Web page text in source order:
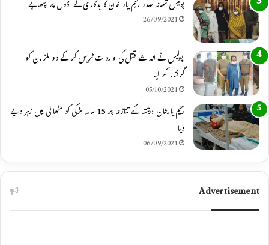
پولیس تھانہ صدر رحیم یار خان کا بدکاری کے اڈوں پر چھاپے
26/09/2021
پولیس نے اندھے قتل کی واردات ٹریس کر کے دو ملزمان کو
گرفتار کر لیا
05/10/2021
رحیم یارخان :رشتہ کے تنازعہ پر 15 سالہ لڑکی کو مٹھائی میں زہر دیے
دیا
06/09/2021
Advertisement